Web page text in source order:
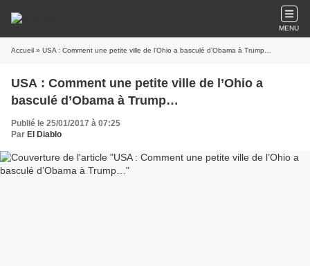
MENU
Accueil » USA : Comment une petite ville de l’Ohio a basculé d’Obama à Trump…
USA : Comment une petite ville de l’Ohio a
basculé d’Obama à Trump…
Publié le 25/01/2017 à 07:25
Par El Diablo